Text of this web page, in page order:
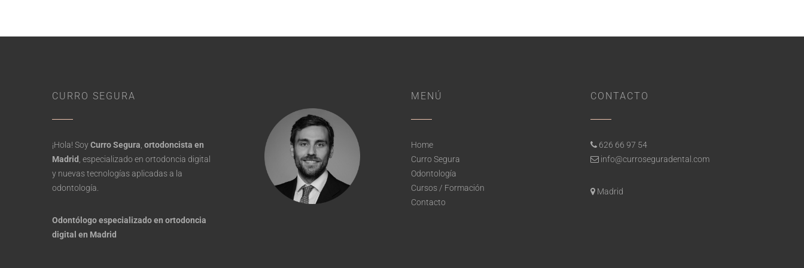
CURRO SEGURA
¡Hola! SoyCurro Segura ortodoncista en
Madrid , especializado en ortodoncia digital
y nuevas tecnologías aplicadas a la
odontología.
Odontólogo especializado en ortodoncia
digital en Madrid
MENÚ
Home
Curro Segura
Odontología
Cursos / Formación
Contacto
CONTACTO
626 66 97 54
info@curroseguradental.com
Madrid